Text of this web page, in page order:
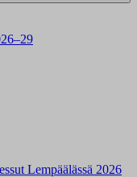
Lempäälässä 2026